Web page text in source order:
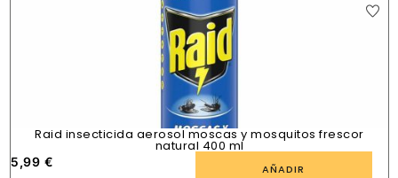
Raid insecticida aerosol moscas y mosquitos frescor
natural 400 ml
5,99 € AÑADIR